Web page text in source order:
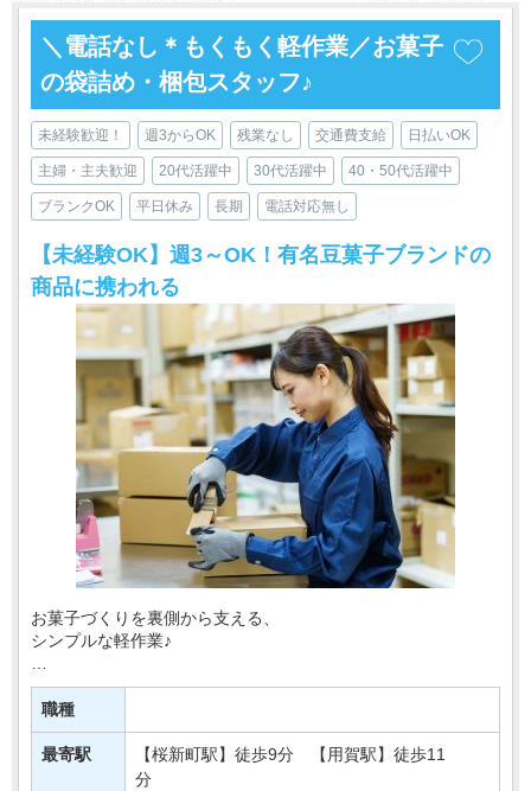
＼電話なし＊もくもく軽作業／お菓子
の袋詰め・梱包スタッフ♪
未経験歓迎！ 週3からOK 残業なし 交通費支給 日払いOK
主婦・主夫歓迎 20代活躍中 30代活躍中 40・50代活躍中
ブランクOK 平日休み 長期 電話対応無し
【未経験OK】週3～OK！有名豆菓子ブランドの
商品に携われる
お菓子づくりを裏側から支える、
シンプルな軽作業♪
百貨店などで販売されている豆菓子の物流センターで、
袋詰めや梱包などをおまかせします！
＼おすすめPOINT／
☆モクモク作業が好きな方
職種
最寄駅
【桜新町駅】徒歩9分 【用賀駅】徒歩11
分